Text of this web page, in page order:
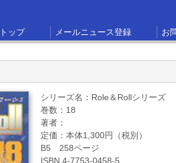
トップ メールニュース登録 お
シリーズ名：Role＆Rollシリーズ
巻数：18
著者：
定価：本体1,300円（税別）
B5 258ページ
ISBN 4-7753-0458-5